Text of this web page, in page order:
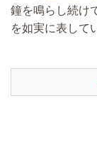
鐘を鳴らし続け
を如実に表して